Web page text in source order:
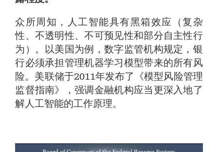
众所周知，人工智能具有黑箱效应（复杂
性、不透明性、不可预见性和部分自主性行
为）。以美国为例，数字监管机构规定，银
行必须承担管理机器学习模型带来的所有风
险。美联储于2011年发布了《模型风险管理
监督指南》，强调金融机构应当更深入地了
解人工智能的工作原理。